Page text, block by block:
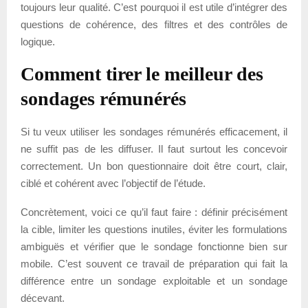
toujours leur qualité. C’est pourquoi il est utile d’intégrer des
questions de cohérence, des filtres et des contrôles de
logique.
Comment tirer le meilleur des
sondages rémunérés
Si tu veux utiliser les sondages rémunérés efficacement, il
ne suffit pas de les diffuser. Il faut surtout les concevoir
correctement. Un bon questionnaire doit être court, clair,
ciblé et cohérent avec l’objectif de l’étude.
Concrètement, voici ce qu’il faut faire : définir précisément
la cible, limiter les questions inutiles, éviter les formulations
ambiguës et vérifier que le sondage fonctionne bien sur
mobile. C’est souvent ce travail de préparation qui fait la
différence entre un sondage exploitable et un sondage
décevant.